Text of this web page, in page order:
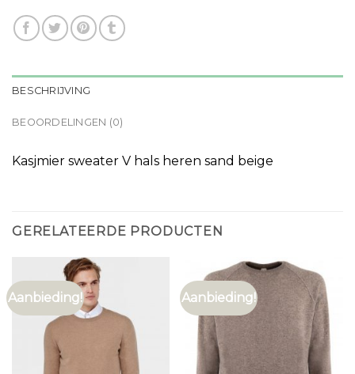
BESCHRIJVING
BEOORDELINGEN (0)
Kasjmier sweater V hals heren sand beige
GERELATEERDE PRODUCTEN
Aanbieding! Aanbieding!